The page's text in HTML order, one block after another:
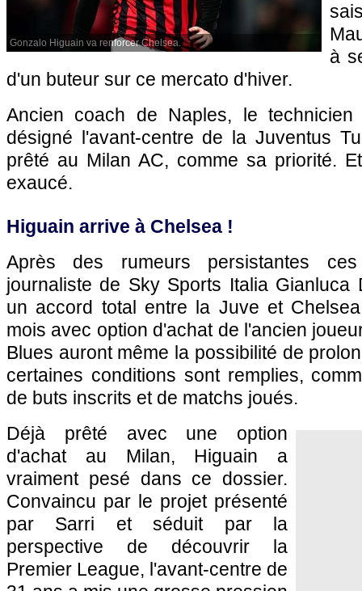
Gonzalo Higuain va renforcer Chelsea.
à
d'un buteur sur ce mercato d'hiver.
Ancien coach de Naples, le technicien
désigné l'avant-centre de la Juventus
prêté au Milan AC, comme sa priorité.
exaucé.
Higuain arrive à Chelsea !
Après des rumeurs persistantes
journaliste de Sky Sports Italia Gianluca
un accord total entre la Juve et
mois avec option d'achat de l'ancien
Blues auront même la possibilité de
certaines conditions sont remplies,
de buts inscrits et de matchs joués.
Déjà prêté avec une option
d'achat au Milan, Higuain a
vraiment pesé dans ce dossier.
Convaincu par le projet présenté
par Sarri et séduit par la
perspective de découvrir la
Premier League, l'avant-centre de